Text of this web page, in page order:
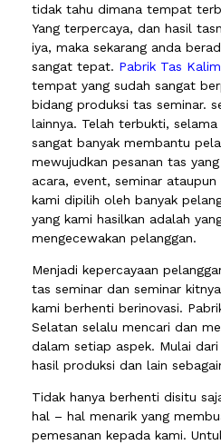
tidak tahu dimana tempat
Yang terpercaya, dan hasil
iya, maka sekarang anda
sangat tepat. Pabrik Tas
tempat yang sudah sangat
bidang produksi tas seminar.
lainnya. Telah terbukti,
sangat banyak membantu
mewujudkan pesanan tas
acara, event, seminar
kami dipilih oleh banyak
yang kami hasilkan adalah
mengecewakan pelanggan.
Menjadi kepercayaan
tas seminar dan seminar
kami berhenti berinovasi.
Selatan selalu mencari dan
dalam setiap aspek. Mulai
hasil produksi dan lain
Tidak hanya berhenti disitu
hal – hal menarik yang
pemesanan kepada kami.